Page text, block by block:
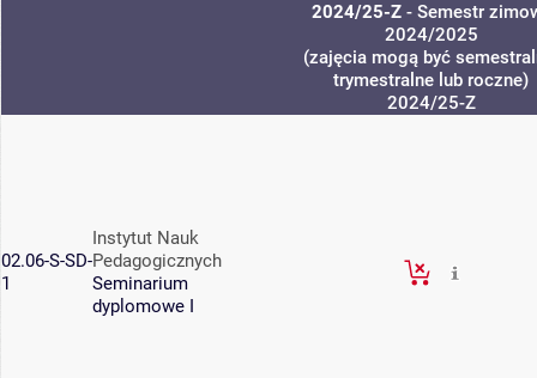
2024/25-Z- Semestr
2024/2025
(zajęcia mogą być
trymestralne lub roczne)
2024/25-Z
02.06-S-SD-
1
Instytut Nauk
Pedagogicznych
Seminarium
dyplomowe I